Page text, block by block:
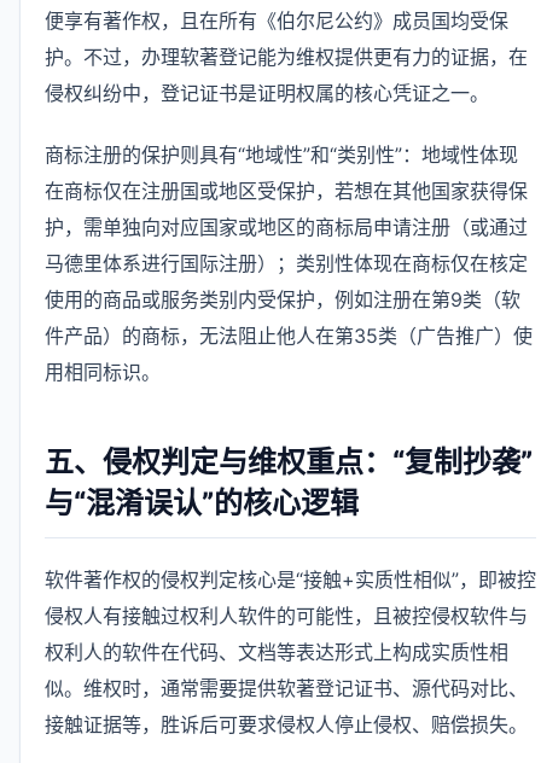
便享有著作权，且在所有《伯尔尼公约》成员国均受保
护。不过，办理软著登记能为维权提供更有力的证据，在
侵权纠纷中，登记证书是证明权属的核心凭证之一。
商标注册的保护则具有“地域性”和“类别性”：地域性体现
在商标仅在注册国或地区受保护，若想在其他国家获得保
护，需单独向对应国家或地区的商标局申请注册（或通过
马德里体系进行国际注册）；类别性体现在商标仅在核定
使用的商品或服务类别内受保护，例如注册在第9类（软
件产品）的商标，无法阻止他人在第35类（广告推广）使
用相同标识。
五、侵权判定与维权重点：“复制抄袭”
与“混淆误认”的核心逻辑
软件著作权的侵权判定核心是“接触+实质性相似”，即被控
侵权人有接触过权利人软件的可能性，且被控侵权软件与
权利人的软件在代码、文档等表达形式上构成实质性相
似。维权时，通常需要提供软著登记证书、源代码对比、
接触证据等，胜诉后可要求侵权人停止侵权、赔偿损失。